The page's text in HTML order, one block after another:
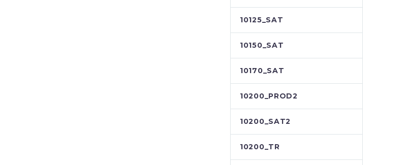
10125_SAT
10150_SAT
10170_SAT
10200_PROD2
10200_SAT2
10200_TR